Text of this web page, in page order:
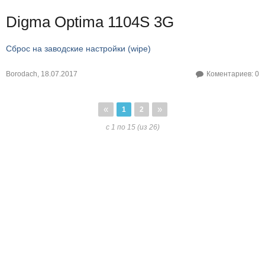
Digma Optima 1104S 3G
Сброс на заводские настройки (wipe)
Borodach, 18.07.2017 Коментариев: 0
« 1 2 »
с 1 по 15 (из 26)